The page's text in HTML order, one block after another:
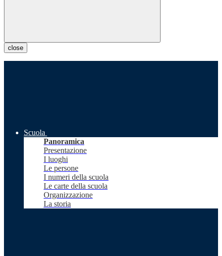
close
Scuola
Panoramica
Presentazione
I luoghi
Le persone
I numeri della scuola
Le carte della scuola
Organizzazione
La storia